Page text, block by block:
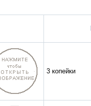
3 копейки